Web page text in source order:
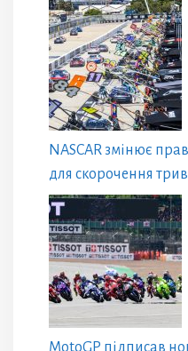
NASCAR змінює
для скорочення
MotoGP підписав